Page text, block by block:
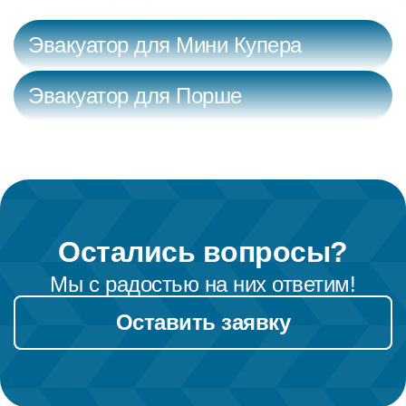
Эвакуатор для Мини Купера
Эвакуатор для Порше
Остались вопросы?
Мы с радостью на них ответим!
Оставить заявку